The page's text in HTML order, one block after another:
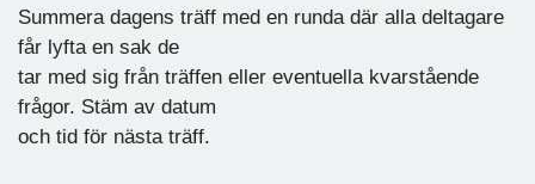
Summera dagens träff med en runda där alla deltagare
får lyfta en sak de
tar med sig från träffen eller eventuella kvarstående
frågor. Stäm av datum
och tid för nästa träff.